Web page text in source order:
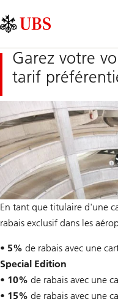
Links
Area
Garez votre
tarif
En tant que titulaire d'une
rabais exclusif dans les
• 5% de rabais avec une
Special Edition
• 10% de rabais avec une
• 15% de rabais avec une